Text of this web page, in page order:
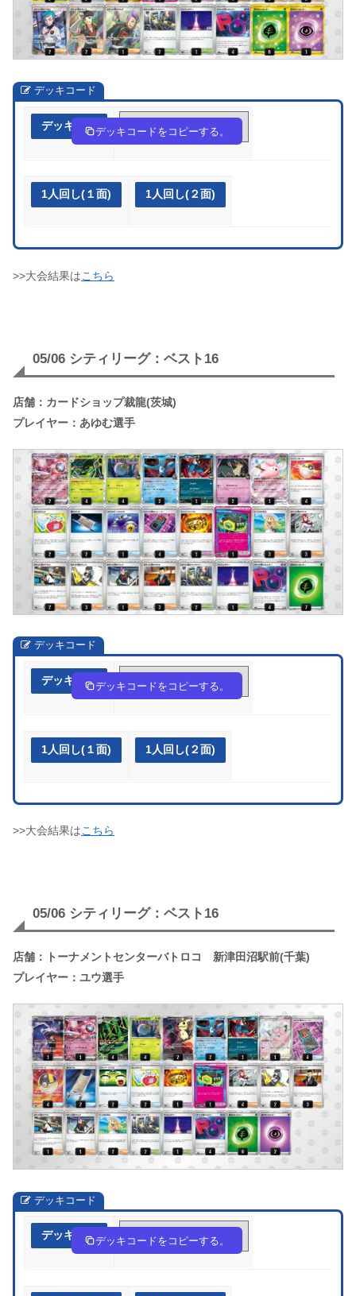
デッキコード
デッキ作成 HgNiQn-fi5ZTk-ngn9QH
デッキコードをコピーする。
1人回し(１面) 1人回し(２面)
>>大会結果はこちら
05/06 シティリーグ：ベスト16
店舗：カードショップ裁龍(茨城)
プレイヤー：あゆむ選手
デッキコード
デッキ作成 pppRyp-5SnX5P-RpS2SX
デッキコードをコピーする。
1人回し(１面) 1人回し(２面)
>>大会結果はこちら
05/06 シティリーグ：ベスト16
店舗：トーナメントセンターバトロコ 新津田沼駅前(千葉)
プレイヤー：ユウ選手
デッキコード
デッキ作成 UMyRS2-yKcvFl-pyXySp
デッキコードをコピーする。